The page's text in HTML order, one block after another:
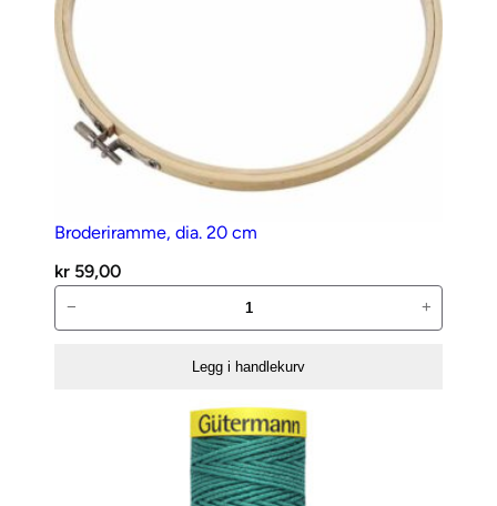
Broderiramme, dia. 20 cm
kr 59,00
dia.
− +
Legg i handlekurv